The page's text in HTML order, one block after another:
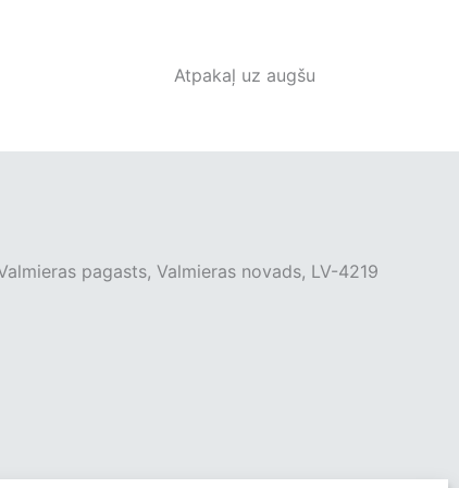
Atpakaļ uz augšu
pagasts, Valmieras novads, LV-4219